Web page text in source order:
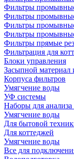
Фильтры
Фильтры
Фильтры
Фильтры
Фильтры прямые
Фильтрация для
Блоки управления
Засыпной
Корпуса фильтров
Умягчение воды
УФ системы
Наборы для
Умягчение воды
Для бытовой
Для коттеджей
Умягчение воды
Все для